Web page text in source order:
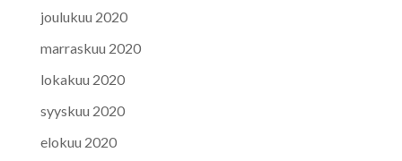
joulukuu 2020
marraskuu 2020
lokakuu 2020
syyskuu 2020
elokuu 2020